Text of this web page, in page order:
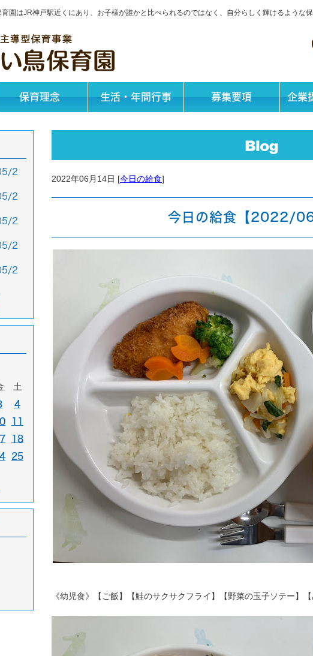
園はJR神戸駅近くにあり、お子様が誰かと比べられるのではなく、自分らしく輝けるような保
保育理念 生活・年間行事 募集要項 企業
2022年06月14日 [今日の給食]
今日の給食【2022/
《幼児食》【ご飯】【鮭のサクサクフライ】【野菜の玉子ソテー】【
2
2
2
2
2
土
4
11
18
25